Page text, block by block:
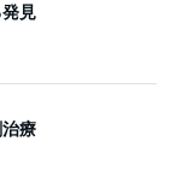
見
療